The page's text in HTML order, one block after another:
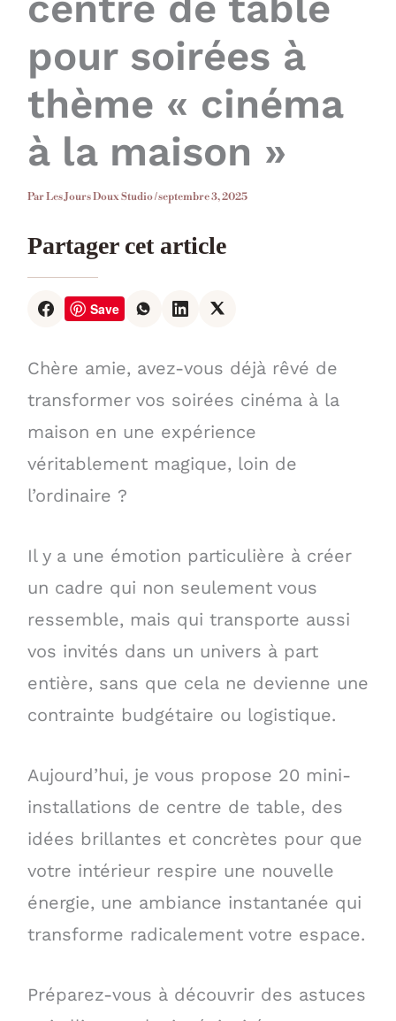
pour soirées à
thème « cinéma
à la maison »
ParLes Jours Doux Studio/septembre 3, 2025
Partager cet article
Save
Chère amie, avez-vous déjà rêvé de
transformer vos soirées cinéma à la
maison en une expérience
véritablement magique, loin de
l’ordinaire ?
Il y a une émotion particulière à créer
un cadre qui non seulement vous
ressemble, mais qui transporte aussi
vos invités dans un univers à part
entière, sans que cela ne devienne une
contrainte budgétaire ou logistique.
Aujourd’hui, je vous propose 20 mini-
installations de centre de table, des
idées brillantes et concrètes pour que
votre intérieur respire une nouvelle
énergie, une ambiance instantanée qui
transforme radicalement votre espace.
Préparez-vous à découvrir des astuces